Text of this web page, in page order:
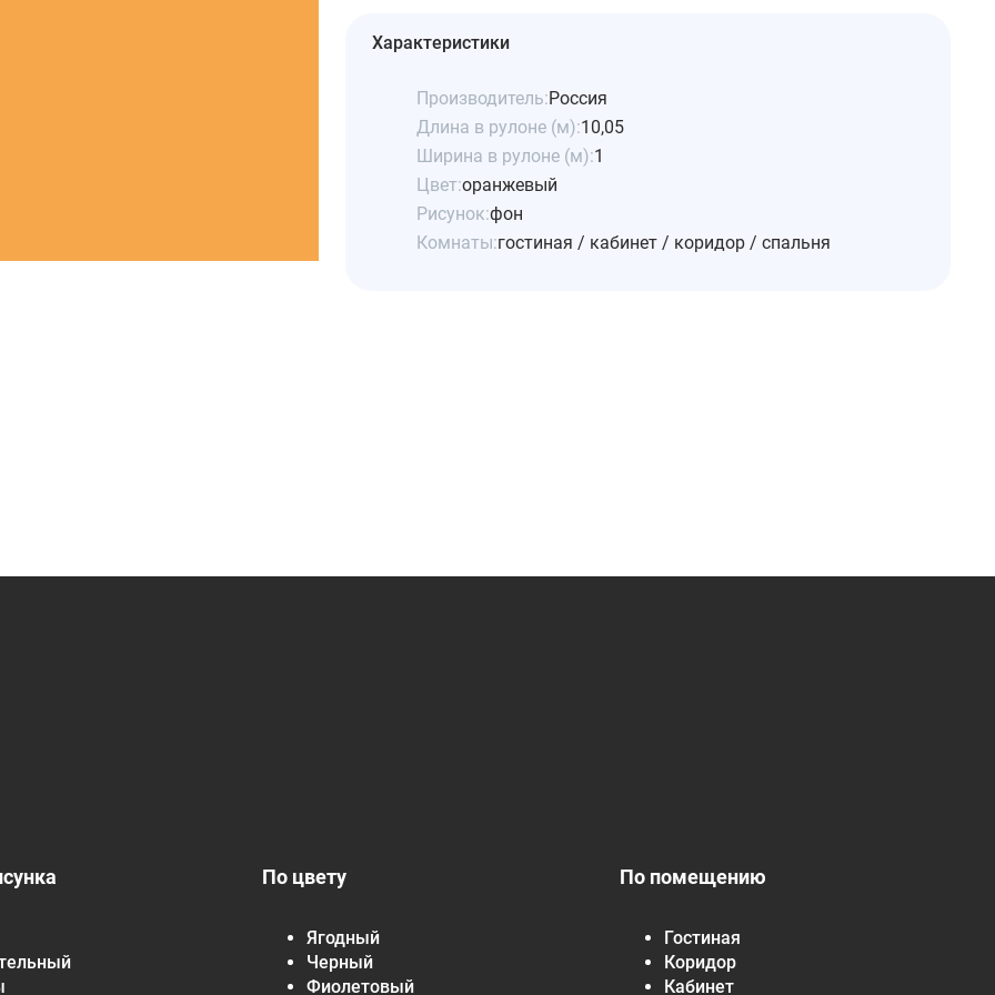
Характеристики
Производитель:Россия
Длина в рулоне (м):10,05
Ширина в рулоне (м):1
Цвет:оранжевый
Рисунок:фон
Комнаты:гостиная / кабинет / коридор / спальня
По цвету
Ягодный
Черный
Фиолетовый
По помещению
Гостиная
Коридор
Кабинет